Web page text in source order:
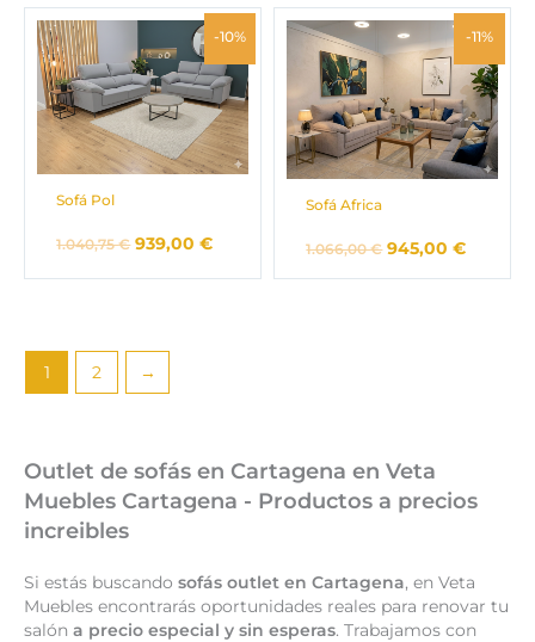
-10%
Sofá Pol
1.040,75€
El
original
era:
1.040,75 €.
939,00€
El
precio
es:
939,00 €.
-11%
Sofá Africa
1.066,00€
El
precio
original
1.066,00 €.
945,00€
El
precio
es:
945,00
1 2 →
Outlet de sofás en Cartagena en Veta
Muebles Cartagena - Productos a precios
increibles
Si estás buscando sofás outlet en Cartagena, en Veta
Muebles encontrarás oportunidades reales para renovar tu
salón a precio especial y sin esperas. Trabajamos con